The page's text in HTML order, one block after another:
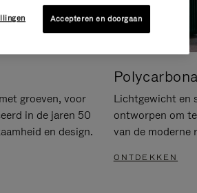
groeven, voor
in de jaren 50
en design.
Lichtgewicht en
ontworpen om
van de moderne
ONTDEKKEN
Accepteren en doorgaan